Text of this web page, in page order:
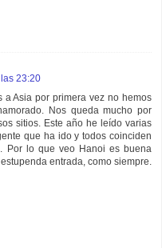
23:20
a Asia por primera vez no hemos
Nos queda mucho por
sitios. Este año he leído varias
que ha ido y todos coinciden
Por lo que veo Hanoi es buena
entrada, como siempre.